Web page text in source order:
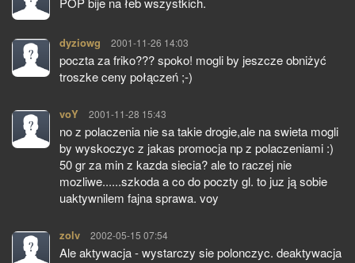
dyziowg pisze:
2001-11-26 14:03
poczta za friko??? spoko! mogli by jeszcze obniżyć
troszke ceny połączeń ;-)
voY pisze:
2001-11-28 15:43
no z polaczenia nie sa takie drogie,ale na swieta mogli
by wyskoczyc z jakas promocja np z polaczeniami :)
50 gr za min z kazda siecia? ale to raczej nie
mozliwe......szkoda a co do poczty gl. to juz ją sobie
uaktywnilem fajna sprawa. voy
zolv pisze:
2002-05-15 07:54
Ale aktywacja - wystarczy sie polonczyc. deaktywacja